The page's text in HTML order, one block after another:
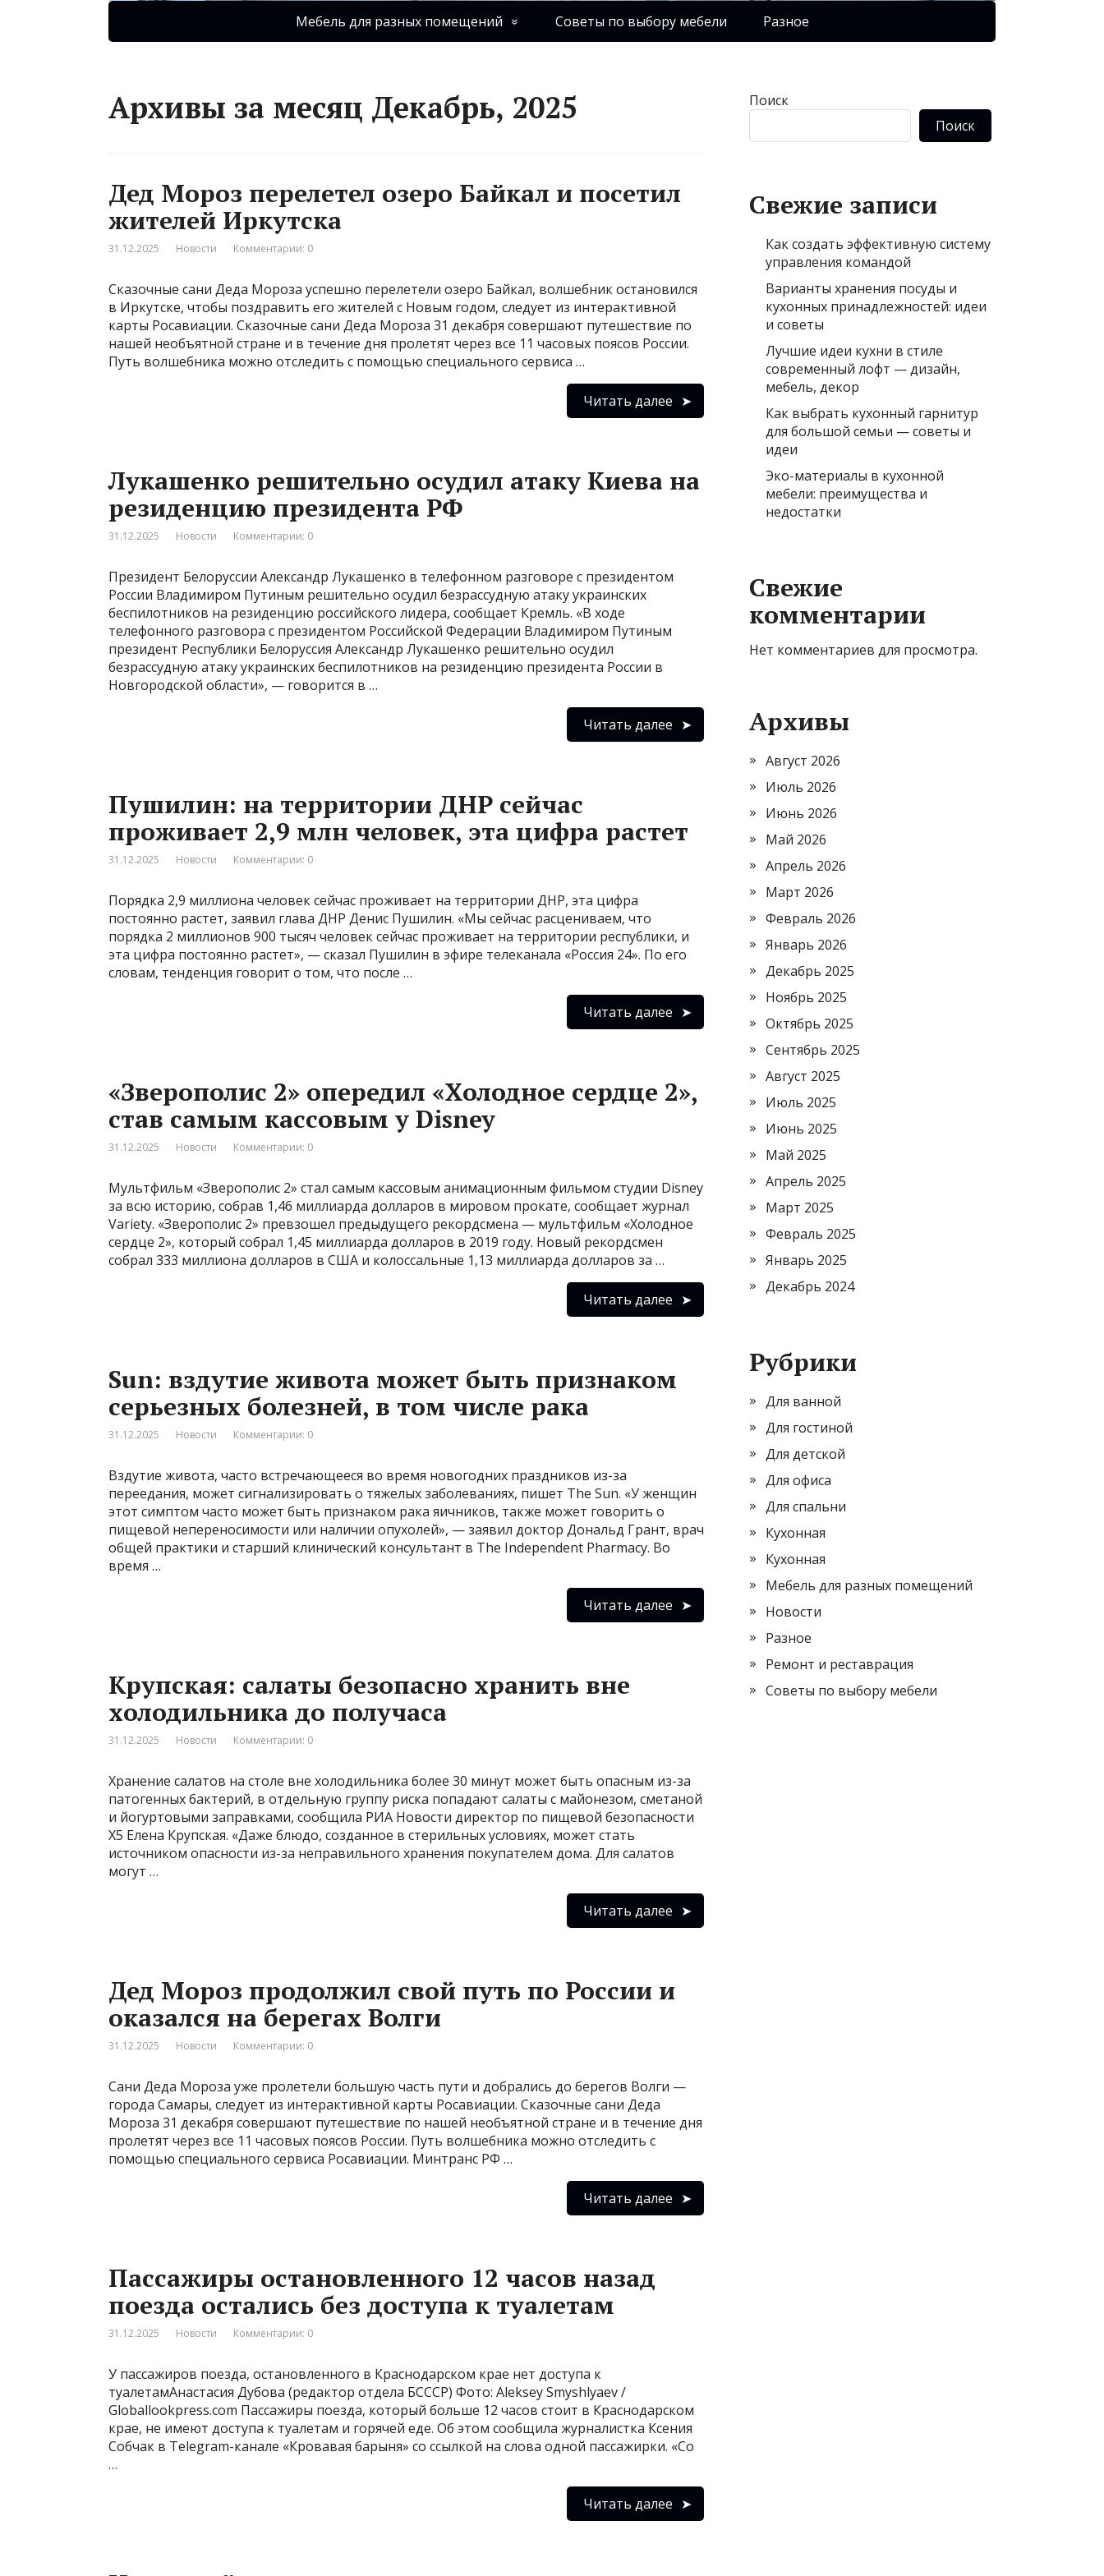
Мебель для разных помещений Советы по выбору мебели Разное
Архивы за месяц Декабрь, 2025
Дед Мороз перелетел озеро Байкал и посетил
жителей Иркутска
31.12.2025 Новости Комментарии: 0
Сказочные сани Деда Мороза успешно перелетели озеро Байкал, волшебник остановился
в Иркутске, чтобы поздравить его жителей с Новым годом, следует из интерактивной
карты Росавиации. Сказочные сани Деда Мороза 31 декабря совершают путешествие по
нашей необъятной стране и в течение дня пролетят через все 11 часовых поясов России.
Путь волшебника можно отследить с помощью специального сервиса …
Читать далее
Лукашенко решительно осудил атаку Киева на
резиденцию президента РФ
31.12.2025 Новости Комментарии: 0
Президент Белоруссии Александр Лукашенко в телефонном разговоре с президентом
России Владимиром Путиным решительно осудил безрассудную атаку украинских
беспилотников на резиденцию российского лидера, сообщает Кремль. «В ходе
телефонного разговора с президентом Российской Федерации Владимиром Путиным
президент Республики Белоруссия Александр Лукашенко решительно осудил
безрассудную атаку украинских беспилотников на резиденцию президента России в
Новгородской области», — говорится в …
Читать далее
Пушилин: на территории ДНР сейчас
проживает 2,9 млн человек, эта цифра растет
31.12.2025 Новости Комментарии: 0
Порядка 2,9 миллиона человек сейчас проживает на территории ДНР, эта цифра
постоянно растет, заявил глава ДНР Денис Пушилин. «Мы сейчас расцениваем, что
порядка 2 миллионов 900 тысяч человек сейчас проживает на территории республики, и
эта цифра постоянно растет», — сказал Пушилин в эфире телеканала «Россия 24». По его
словам, тенденция говорит о том, что после …
Читать далее
«Зверополис 2» опередил «Холодное сердце 2»,
став самым кассовым у Disney
31.12.2025 Новости Комментарии: 0
Мультфильм «Зверополис 2» стал самым кассовым анимационным фильмом студии Disney
за всю историю, собрав 1,46 миллиарда долларов в мировом прокате, сообщает журнал
Variety. «Зверополис 2» превзошел предыдущего рекордсмена — мультфильм «Холодное
сердце 2», который собрал 1,45 миллиарда долларов в 2019 году. Новый рекордсмен
собрал 333 миллиона долларов в США и колоссальные 1,13 миллиарда долларов за …
Читать далее
Sun: вздутие живота может быть признаком
серьезных болезней, в том числе рака
31.12.2025 Новости Комментарии: 0
Вздутие живота, часто встречающееся во время новогодних праздников из-за
переедания, может сигнализировать о тяжелых заболеваниях, пишет The Sun. «У женщин
этот симптом часто может быть признаком рака яичников, также может говорить о
пищевой непереносимости или наличии опухолей», — заявил доктор Дональд Грант, врач
общей практики и старший клинический консультант в The Independent Pharmacy. Во
время …
Читать далее
Крупская: салаты безопасно хранить вне
холодильника до получаса
31.12.2025 Новости Комментарии: 0
Хранение салатов на столе вне холодильника более 30 минут может быть опасным из-за
патогенных бактерий, в отдельную группу риска попадают салаты с майонезом, сметаной
и йогуртовыми заправками, сообщила РИА Новости директор по пищевой безопасности
X5 Елена Крупская. «Даже блюдо, созданное в стерильных условиях, может стать
источником опасности из-за неправильного хранения покупателем дома. Для салатов
могут …
Читать далее
Дед Мороз продолжил свой путь по России и
оказался на берегах Волги
31.12.2025 Новости Комментарии: 0
Сани Деда Мороза уже пролетели большую часть пути и добрались до берегов Волги —
города Самары, следует из интерактивной карты Росавиации. Сказочные сани Деда
Мороза 31 декабря совершают путешествие по нашей необъятной стране и в течение дня
пролетят через все 11 часовых поясов России. Путь волшебника можно отследить с
помощью специального сервиса Росавиации. Минтранс РФ …
Читать далее
Пассажиры остановленного 12 часов назад
поезда остались без доступа к туалетам
31.12.2025 Новости Комментарии: 0
У пассажиров поезда, остановленного в Краснодарском крае нет доступа к
туалетамАнастасия Дубова (редактор отдела БСССР) Фото: Aleksey Smyshlyaev /
Globallookpress.com Пассажиры поезда, который больше 12 часов стоит в Краснодарском
крае, не имеют доступа к туалетам и горячей еде. Об этом сообщила журналистка Ксения
Собчак в Telegram-канале «Кровавая барыня» со ссылкой на слова одной пассажирки. «Со
…
Читать далее
Поиск
Поиск
Свежие записи
Как создать эффективную систему
управления командой
Варианты хранения посуды и
кухонных принадлежностей: идеи
и советы
Лучшие идеи кухни в стиле
современный лофт — дизайн,
мебель, декор
Как выбрать кухонный гарнитур
для большой семьи — советы и
идеи
Эко-материалы в кухонной
мебели: преимущества и
недостатки
Свежие
комментарии
Нет комментариев для просмотра.
Архивы
Август 2026
Июль 2026
Июнь 2026
Май 2026
Апрель 2026
Март 2026
Февраль 2026
Январь 2026
Декабрь 2025
Ноябрь 2025
Октябрь 2025
Сентябрь 2025
Август 2025
Июль 2025
Июнь 2025
Май 2025
Апрель 2025
Март 2025
Февраль 2025
Январь 2025
Декабрь 2024
Рубрики
Для ванной
Для гостиной
Для детской
Для офиса
Для спальни
Кухонная
Кухонная
Мебель для разных помещений
Новости
Разное
Ремонт и реставрация
Советы по выбору мебели